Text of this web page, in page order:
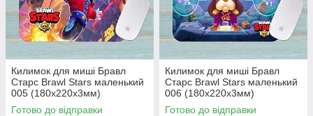
Килимок для миші Бравл
Старс Brawl Stars маленький
005 (180х220х3мм)
Готово до відправки
Килимок для миші Бравл
Старс Brawl Stars маленький
006 (180х220х3мм)
Готово до відправки